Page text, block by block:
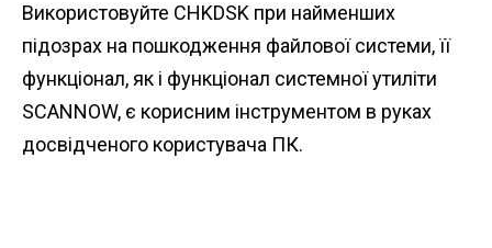
Використовуйте CHKDSK при найменших
підозрах на пошкодження файлової системи, її
функціонал, як і функціонал системної утиліти
SCANNOW, є корисним інструментом в руках
досвідченого користувача ПК.